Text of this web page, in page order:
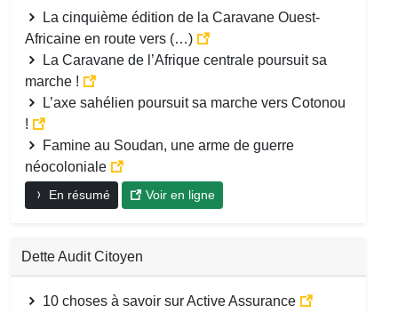
La cinquième édition de la Caravane Ouest-
Africaine en route vers (…)
La Caravane de l’Afrique centrale poursuit sa
marche !
L’axe sahélien poursuit sa marche vers Cotonou
!
Famine au Soudan, une arme de guerre
néocoloniale
En résumé Voir en ligne
Dette Audit Citoyen
10 choses à savoir sur Active Assurance